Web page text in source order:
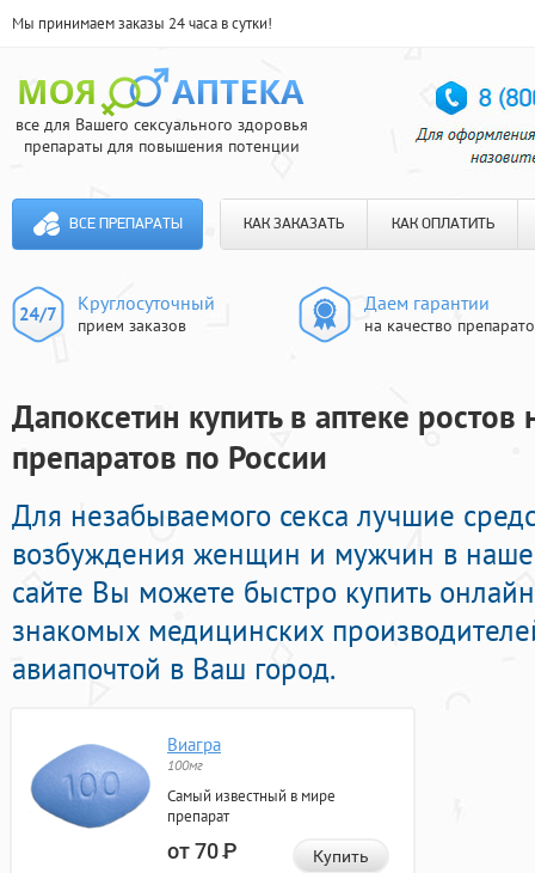
Мы принимаем заказы 24 часа в сутки!
все для Вашего сексуального здоровья
препараты для повышения потенции
ВСЕ ПРЕПАРАТЫ КАК ЗАКАЗАТЬ КАК ОПЛАТИТЬ
Круглосуточный
прием заказов
Даем гарантии
на качество
Дапоксетин купить в аптеке ростов
препаратов по России
Для незабываемого секса лучшие
возбуждения женщин и мужчин в
сайте Вы можете быстро купить
знакомых медицинских
авиапочтой в Ваш город.
Виагра
100мг
Самый известный в мире
препарат
от 70Р Купить